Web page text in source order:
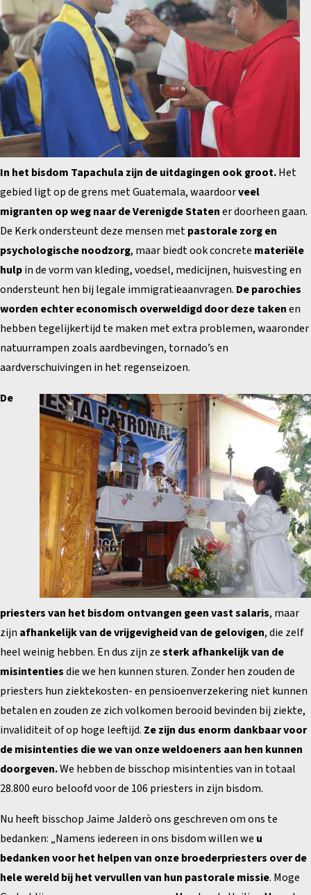
In het bisdom Tapachula zijn de uitdagingen ook groot.Het
gebied ligt op de grens met Guatemala, waardoorveel
migranten op weg naar de Verenigde Statener doorheen gaan.
De Kerk ondersteunt deze mensen metpastorale zorg en
psychologische noodzorg, maar biedt ook concrete materiële
hulpin de vorm van kleding, voedsel, medicijnen, huisvesting en
ondersteunt hen bij legale immigratieaanvragen. De parochies
worden echter economisch overweldigd door deze takenen
hebben tegelijkertijd te maken met extra problemen, waaronder
natuurrampen zoals aardbevingen, tornado’s en
aardverschuivingen in het regenseizoen.
De
priesters van het bisdom ontvangen geen vast salaris, maar
zijn afhankelijk van de vrijgevigheid van de gelovigen, die zelf
heel weinig hebben. En dus zijn zesterk afhankelijk van de
misintentiesdie we hen kunnen sturen. Zonder hen zouden de
priesters hun ziektekosten- en pensioenverzekering niet kunnen
betalen en zouden ze zich volkomen berooid bevinden bij ziekte,
invaliditeit of op hoge leeftijd. Ze zijn dus enorm dankbaar voor
de misintenties die we van onze weldoeners aan hen kunnen
doorgeven.We hebben de bisschop misintenties van in totaal
28.800 euro beloofd voor de 106 priesters in zijn bisdom.
Nu heeft bisschop Jaime Jalderò ons geschreven om ons te
bedanken: „Namens iedereen in ons bisdom willen we u
bedanken voor het helpen van onze broederpriesters over de
hele wereld bij het vervullen van hun pastorale missie. Moge